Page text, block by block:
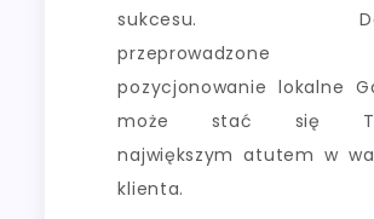
sukcesu.
przeprowadzone
pozycjonowanie lokalne
może stać się
największym atutem w
klienta.